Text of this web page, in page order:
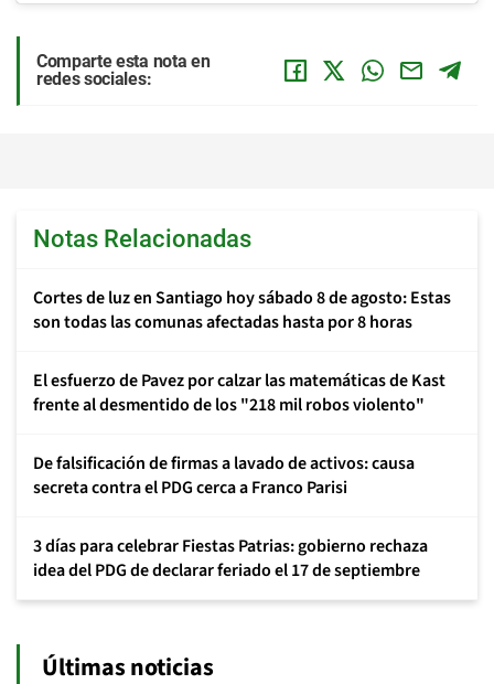
Comparte esta nota en
redes sociales:
Notas Relacionadas
Cortes de luz en Santiago hoy sábado 8 de agosto: Estas
son todas las comunas afectadas hasta por 8 horas
El esfuerzo de Pavez por calzar las matemáticas de Kast
frente al desmentido de los "218 mil robos violento"
De falsificación de firmas a lavado de activos: causa
secreta contra el PDG cerca a Franco Parisi
3 días para celebrar Fiestas Patrias: gobierno rechaza
idea del PDG de declarar feriado el 17 de septiembre
Últimas noticias